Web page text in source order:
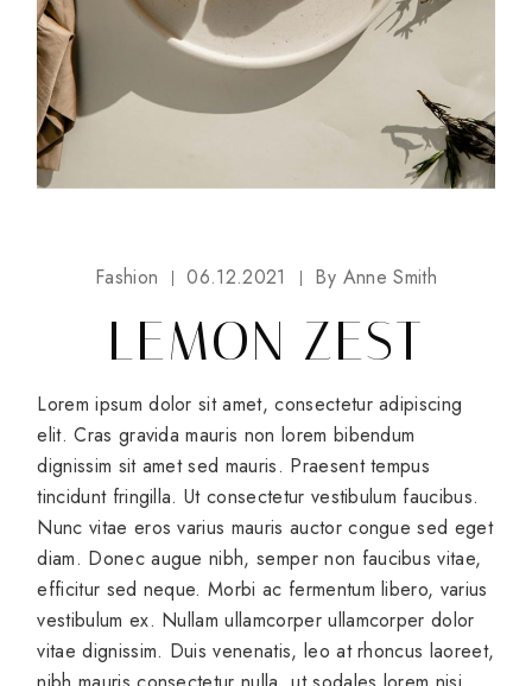
Fashion 06.12.2021 By Anne Smith
LEMON ZEST
Lorem ipsum dolor sit amet, consectetur adipiscing
elit. Cras gravida mauris non lorem bibendum
dignissim sit amet sed mauris. Praesent tempus
tincidunt fringilla. Ut consectetur vestibulum faucibus.
Nunc vitae eros varius mauris auctor congue sed eget
diam. Donec augue nibh, semper non faucibus vitae,
efficitur sed neque. Morbi ac fermentum libero, varius
vestibulum ex. Nullam ullamcorper ullamcorper dolor
vitae dignissim. Duis venenatis, leo at rhoncus laoreet,